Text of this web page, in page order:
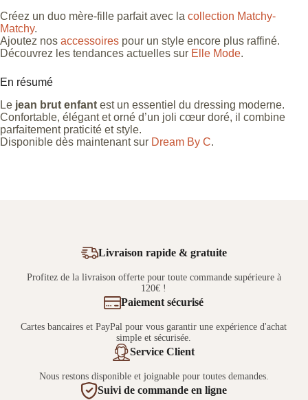
Créez un duo mère-fille parfait avec la collection Matchy-
Matchy.
Ajoutez nos accessoires pour un style encore plus raffiné.
Découvrez les tendances actuelles sur Elle Mode.
En résumé
Le jean brut enfant est un essentiel du dressing moderne.
Confortable, élégant et orné d’un joli cœur doré, il combine
parfaitement praticité et style.
Disponible dès maintenant sur Dream By C.
Livraison rapide & gratuite
Profitez de la livraison offerte pour toute commande supérieure à
120€ !
Paiement sécurisé
Cartes bancaires et PayPal pour vous garantir une expérience d'achat
simple et sécurisée.
Service Client
Nous restons disponible et joignable pour toutes demandes.
Suivi de commande en ligne